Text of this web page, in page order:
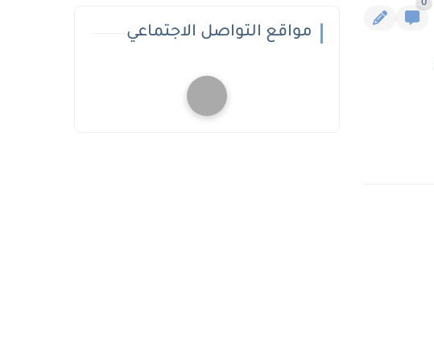
0
مواقع التواصل الاجتماعي